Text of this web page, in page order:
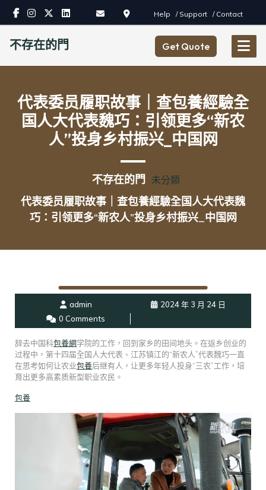
Skip
content
Help / Support / Contact
不存在的門 Get Quote
代表委员履职故事｜查包養經驗全
国人大代表魏巧：引领更多“新农
人”投身乡村振兴_中国网
不存在的門 未分類
代表委员履职故事｜查包養經驗全国人大代表魏
巧：引领更多“新农人”投身乡村振兴_中国网
admin
2024 年 3 月 24 日
0 Comments
辞去中国科包養網学院的工作，回到家乡的田间地头。在返乡创业的
过程中，第十四届全国人大代表、江苏镇江的“新农人”代表魏巧一直
在思考如何让农业包養后继有人，让更多年轻人投身“三农”工作，培
育出更多高素质新型职业农民。
包養